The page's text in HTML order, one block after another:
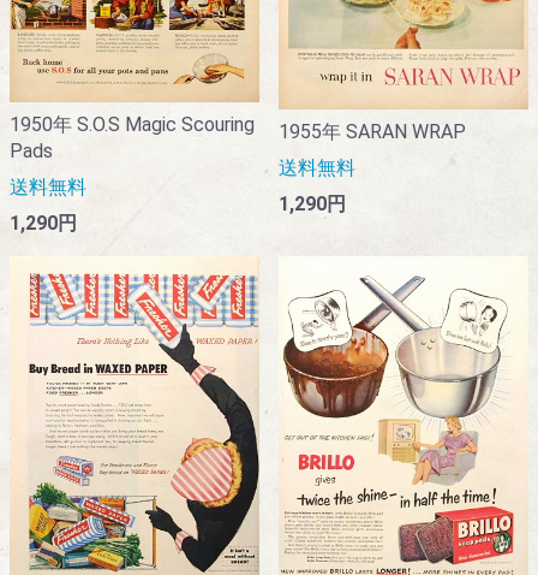
1950年 S.O.S Magic Scouring
Pads
送料無料
1,290円
1955年 SARAN WRAP
送料無料
1,290円